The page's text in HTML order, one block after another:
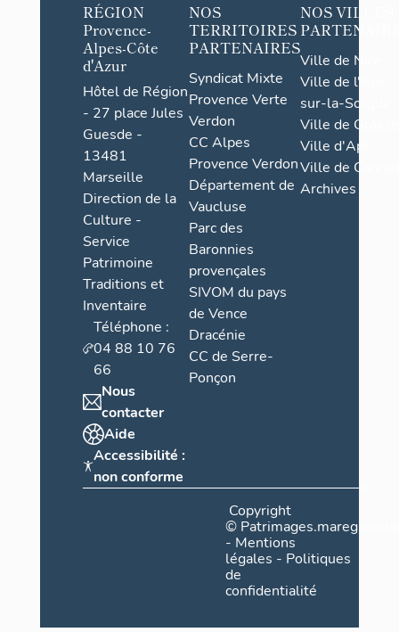
RÉGION
Provence-
Alpes-Côte
d'Azur
Hôtel de Région
- 27 place Jules
Guesde -
13481
Marseille
Direction de la
Culture -
Service
Patrimoine
Traditions et
Inventaire
Téléphone :
04 88 10 76
66
Nous
contacter
Aide
Accessibilité :
non conforme
NOS
TERRITOIRES
PARTENAIRES
Syndicat Mixte
Provence Verte
Verdon
CC Alpes
Provence Verdon
Département de
Vaucluse
Parc des
Baronnies
provençales
SIVOM du pays
de Vence
Dracénie
CC de Serre-
Ponçon
NOS VILLES
Ville de Nice
Ville de l'Isle-
sur-la-Sorgue
Ville de Grasse
Ville d'Apt
Ville de
Archives
Copyright
©
- Mentions
légales - Politiques
de
confidentialité